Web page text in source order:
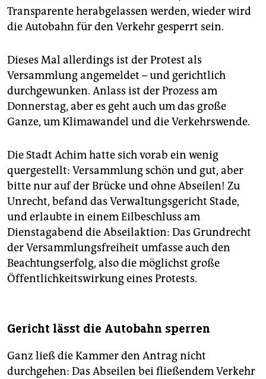
Transparente herabgelassen werden, wieder wird
die Autobahn für den Verkehr gesperrt sein.
Dieses Mal allerdings ist der Protest als
Versammlung angemeldet – und gerichtlich
durchgewunken. Anlass ist der Prozess am
Donnerstag, aber es geht auch um das große
Ganze, um Klimawandel und die Verkehrswende.
Die Stadt Achim hatte sich vorab ein wenig
quergestellt: Versammlung schön und gut, aber
bitte nur auf der Brücke und ohne Abseilen! Zu
Unrecht, befand das Verwaltungsgericht Stade,
und erlaubte in einem Eilbeschluss am
Dienstagabend die Abseilaktion: Das Grundrecht
der Versammlungsfreiheit umfasse auch den
Beachtungserfolg, also die möglichst große
Öffentlichkeitswirkung eines Protests.
Gericht lässt die Autobahn sperren
Ganz ließ die Kammer den Antrag nicht
durchgehen: Das Abseilen bei fließendem Verkehr